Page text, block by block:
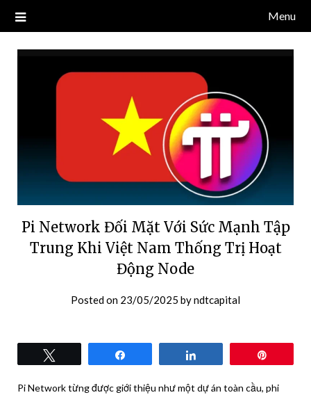
NDT CAPITAL | BLOG TIỀN
Blog về thị trường crypto, tiền điện tử, tiền mã hoá, công nghệ
blockchain.
Menu
Pi Network Đối Mặt Với Sức Mạnh Tập
Trung Khi Việt Nam Thống Trị Hoạt
Động Node
Posted on 23/05/2025 byndtcapital
Pi Network từng được giới thiệu như một dự án toàn cầu, phi